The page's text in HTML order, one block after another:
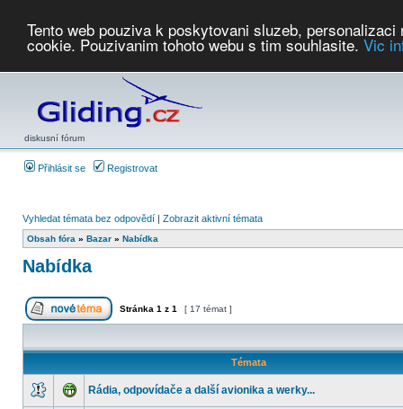
Tento web pouziva k poskytovani sluzeb,
cookie. Pouzivanim tohoto webu s tim souhlasite. Vic
diskusní fórum
Přihlásit se Registrovat
Vyhledat témata bez odpovědí | Zobrazit aktivní témata
Obsah fóra » Bazar » Nabídka
Nabídka
Stránka 1 z 1 [ 17 témat ]
Témata
Rádia, odpovídače a další avionika a werky...